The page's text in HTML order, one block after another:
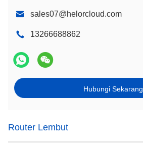
sales07@helorcloud.com
13266688862
Hubungi Sekarang
Router Lembut